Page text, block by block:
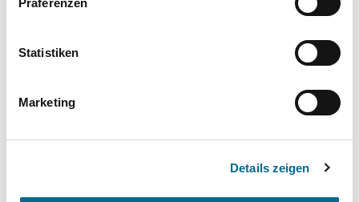
Präferenzen
Statistiken
Marketing
Details zeigen
Schnelle Verfügbarkeit
Flexible Laufzeiten ✔ - -
- -